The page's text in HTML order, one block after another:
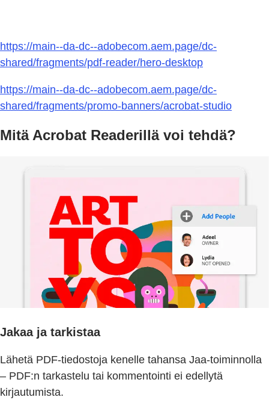
https://main--da-dc--adobecom.aem.page/dc-
shared/fragments/pdf-reader/hero-desktop
https://main--da-dc--adobecom.aem.page/dc-
shared/fragments/promo-banners/acrobat-studio
Mitä Acrobat Readerillä voi tehdä?
Jakaa ja tarkistaa
Lähetä PDF-tiedostoja kenelle tahansa Jaa-toiminnolla
– PDF:n tarkastelu tai kommentointi ei edellytä
kirjautumista.